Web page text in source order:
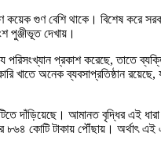
কয়েক গুণ বেশি থাকে। বিশেষ করে
পুঞ্জীভূত দেখায়।
পরিসংখ্যান প্রকাশ করেছে, তাতে
খাতে অনেক ব্যবসাপ্রতিষ্ঠান
দাঁড়িয়েছে। আমানত বৃদ্ধির এই ধারা
৮৬৪ কোটি টাকায় পৌঁছায়। অর্থাৎ